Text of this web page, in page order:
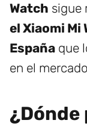
Watch sigue
el Xiaomi Mi
España que
en el
¿Dónde